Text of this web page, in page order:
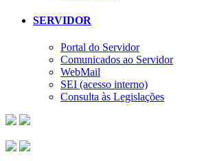
SERVIDOR
Portal do Servidor
Comunicados ao Servidor
WebMail
SEI (acesso interno)
Consulta às Legislações